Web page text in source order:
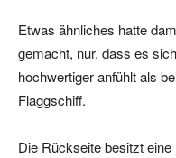
Etwas ähnliches hatte
gemacht, nur, dass es
hochwertiger anfühlt als
Flaggschiff.
Die Rückseite besitzt